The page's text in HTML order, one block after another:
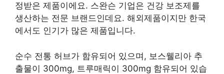
정받은 제품이에요. 스완슨 기업은 건강 보조제를
생산하는 전문 브랜드인데요. 해외제품이지만 한국
에서도 인기가 많은 제품입니다.
순수 전통 허브가 함유되어 있으며, 보스웰리아 추
출물이 300mg, 트루매릭이 300mg 함유되어 있습